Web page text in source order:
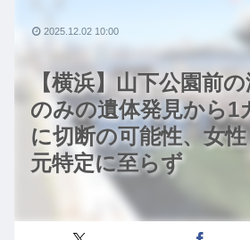
【横浜】山下公園前
のみの遺体発見から1
に切断の可能性、女
元特定に至らず
2025.12.02 10:00